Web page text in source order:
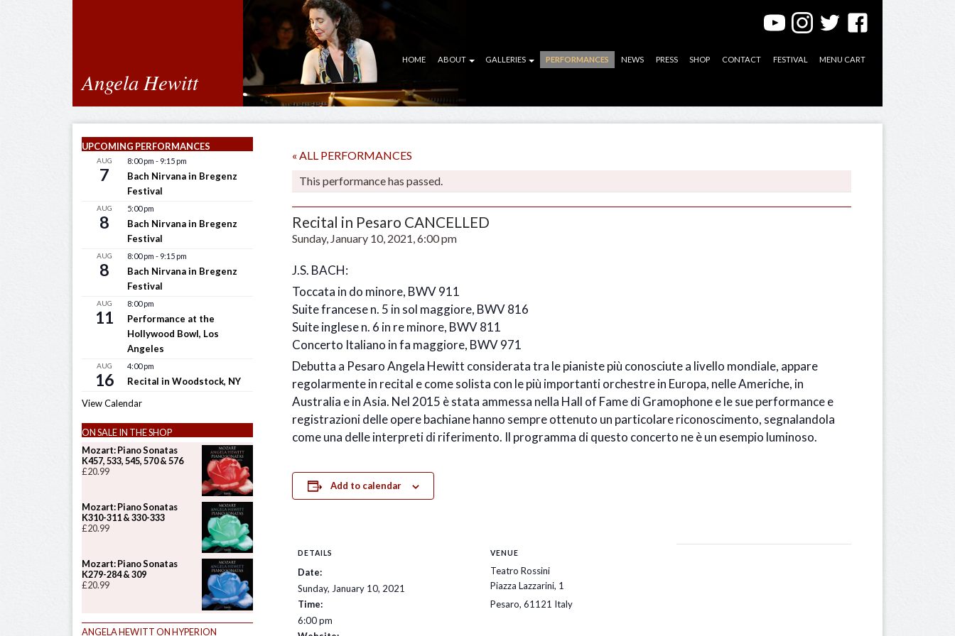
Angela Hewitt
HOME ABOUT GALLERIES PERFORMANCES NEWS PRESS SHOP CONTACT FESTIVAL MENU CART
« ALL PERFORMANCES
This performance has passed.
Recital in Pesaro CANCELLED
Sunday, January 10, 2021, 6:00 pm
J.S. BACH:
Toccata in do minore, BWV 911
Suite francese n. 5 in sol maggiore, BWV 816
Suite inglese n. 6 in re minore, BWV 811
Concerto Italiano in fa maggiore, BWV 971
Debutta a Pesaro Angela Hewitt considerata tra le pianiste più conosciute a livello mondiale, appare
regolarmente in recital e come solista con le più importanti orchestre in Europa, nelle Americhe, in
Australia e in Asia. Nel 2015 è stata ammessa nella Hall of Fame di Gramophone e le sue performance e
registrazioni delle opere bachiane hanno sempre ottenuto un particolare riconoscimento, segnalandola
come una delle interpreti di riferimento. Il programma di questo concerto ne è un esempio luminoso.
Add to calendar
DETAILS
Date:
Sunday, January 10, 2021
Time:
6:00 pm
VENUE
Teatro Rossini
Piazza Lazzarini, 1
Pesaro, 61121 Italy
UPCOMING PERFORMANCES
AUG
7
8:00 pm - 9:15 pm
Bach Nirvana in Bregenz
Festival
AUG
8
5:00 pm
Bach Nirvana in Bregenz
Festival
AUG
8
8:00 pm - 9:15 pm
Bach Nirvana in Bregenz
Festival
AUG
11
8:00 pm
Performance at the
Hollywood Bowl, Los
Angeles
AUG
16
4:00 pm
Recital in Woodstock, NY
View Calendar
ON SALE IN THE SHOP
Mozart: Piano Sonatas
K457, 533, 545, 570 & 576
£20.99
Mozart: Piano Sonatas
K310-311 & 330-333
£20.99
Mozart: Piano Sonatas
K279-284 & 309
£20.99
ANGELA HEWITT ON HYPERION